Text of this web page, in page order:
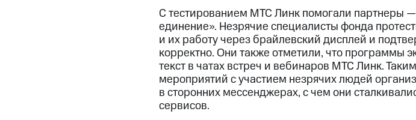
С тестированием МТС Линк помогали партнеры
единение». Незрячие специалисты фонда
и их работу через брайлевский дисплей и
корректно. Они также отметили, что программы
текст в чатах встреч и вебинаров МТС Линк.
мероприятий с участием незрячих людей
в сторонних мессенджерах, с чем они
сервисов.